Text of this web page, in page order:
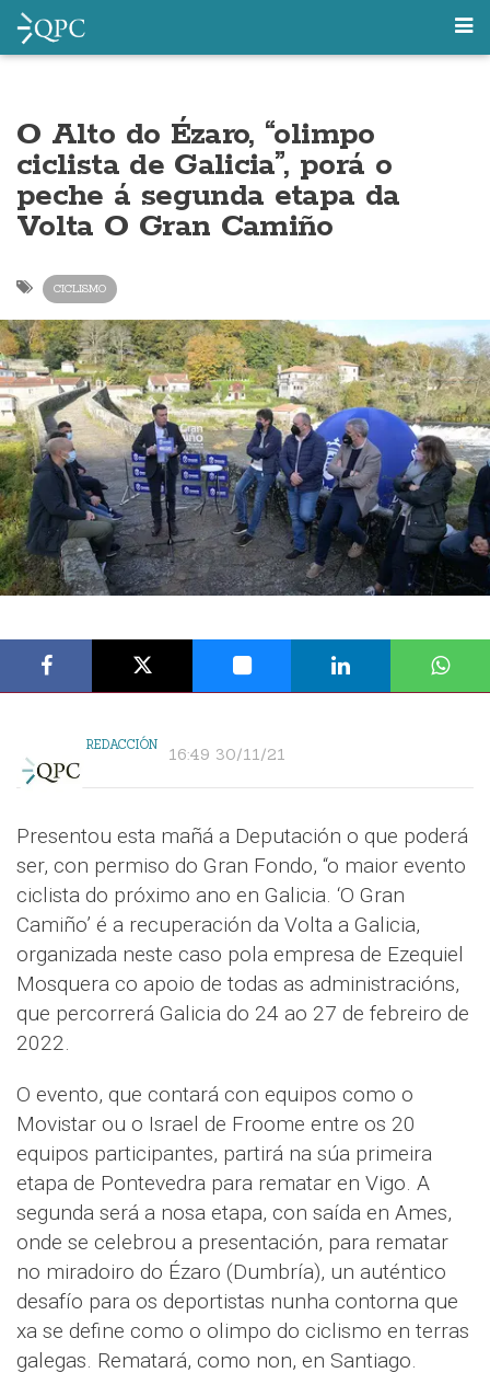
O Alto do Ézaro, “olimpo
ciclista de Galicia”, porá o
peche á segunda etapa da
Volta O Gran Camiño
CICLISMO
REDACCIÓN 16:49 30/11/21
Presentou esta mañá a Deputación o que poderá
ser, con permiso do Gran Fondo, “o maior evento
ciclista do próximo ano en Galicia. ‘O Gran
Camiño’ é a recuperación da Volta a Galicia,
organizada neste caso pola empresa de Ezequiel
Mosquera co apoio de todas as administracións,
que percorrerá Galicia do 24 ao 27 de febreiro de
2022.
O evento, que contará con equipos como o
Movistar ou o Israel de Froome entre os 20
equipos participantes, partirá na súa primeira
etapa de Pontevedra para rematar en Vigo. A
segunda será a nosa etapa, con saída en Ames,
onde se celebrou a presentación, para rematar
no miradoiro do Ézaro (Dumbría), un auténtico
desafío para os deportistas nunha contorna que
xa se define como o olimpo do ciclismo en terras
galegas. Rematará, como non, en Santiago.